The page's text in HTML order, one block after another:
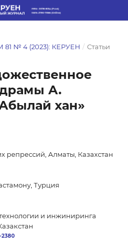
81 № 4 (2023): КЕРУЕН / Статьи
А.
хан»
репрессий, Алматы, Казахстан
Турция
и инжиниринга